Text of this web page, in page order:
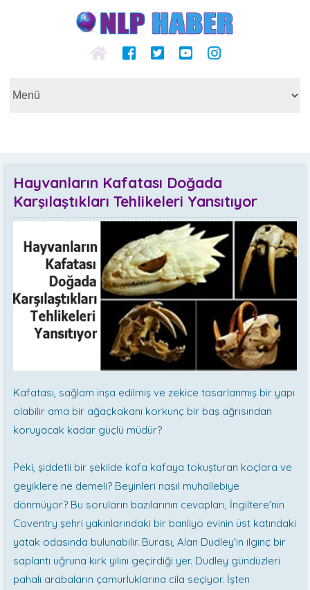
Hayvanların Kafatası Doğada
Karşılaştıkları Tehlikeleri Yansıtıyor
Kafatası, sağlam inşa edilmiş ve zekice tasarlanmış bir yapı
olabilir ama bir ağaçkakanı korkunç bir baş ağrısından
koruyacak kadar güçlü müdür?
Peki, şiddetli bir şekilde kafa kafaya tokuşturan koçlara ve
geyiklere ne demeli? Beyinleri nasıl muhallebiye
dönmüyor? Bu soruların bazılarının cevapları, İngiltere'nin
Coventry şehri yakınlarındaki bir banliyö evinin üst katındaki
yatak odasında bulunabilir. Burası, Alan Dudley'in ilginç bir
saplantı uğruna kırk yılını geçirdiği yer. Dudley gündüzleri
pahalı arabaların çamurluklarına cila seçiyor. İşten